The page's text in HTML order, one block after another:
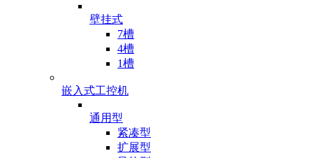
壁挂式
7槽
4槽
1槽
嵌入式工控机
通用型
紧凑型
扩展型